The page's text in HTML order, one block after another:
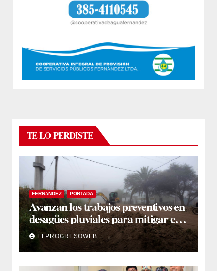
TE LO PERDISTE
FERNÁNDEZ PORTADA
Avanzan los trabajos preventivos en
desagües pluviales para mitigar el
impacto de la temporada de lluvias
ELPROGRESOWEB